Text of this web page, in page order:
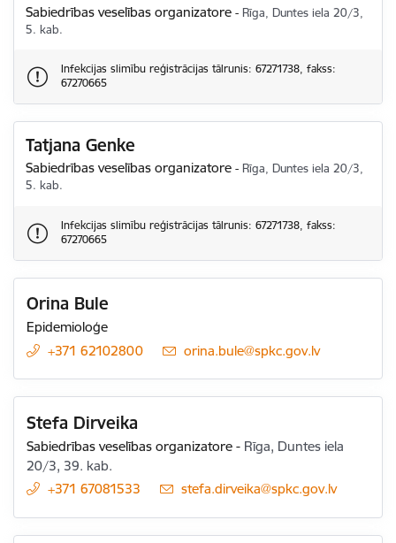
Sabiedrības veselības organizatore - Rīga, Duntes iela 20/3,
5. kab.
Infekcijas slimību reģistrācijas tālrunis: 67271738, fakss:
67270665
Tatjana Genke
Sabiedrības veselības organizatore - Rīga, Duntes iela 20/3,
5. kab.
Infekcijas slimību reģistrācijas tālrunis: 67271738, fakss:
67270665
Orina Bule
Epidemioloģe
+371 62102800
E-pasts:
orina.bule@spkc.gov.lv
Stefa Dirveika
Sabiedrības veselības organizatore - Rīga, Duntes iela
20/3, 39. kab.
+371 67081533
E-pasts:
stefa.dirveika@spkc.gov.lv